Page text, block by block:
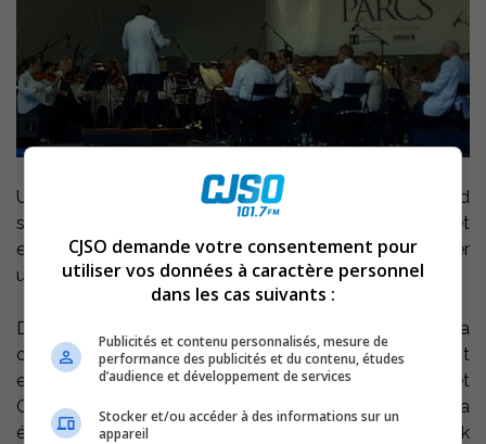
Une foule très nombreuse s’est massée au parc Regard
sur le fleuve de Sorel-Tracy, vendredi, pour voir et
entendre l’Orchestre symphonique de Montréal y donner
un concert.
Dirigé par le chef sorelois Stéphane Laforest, l’OSM y a
offert un concert intitulé Les Amériques, comprenant
entre autres des pièces de Bernstein, Dvorák et
Gershwin. Un bouquet de pièces de Gilles Vigneault a
également été présenté ainsi qu’une prestation de Luck
CJSO demande votre consentement pour
utiliser vos données à caractère personnel
dans les cas suivants :
Publicités et contenu personnalisés, mesure de
performance des publicités et du contenu, études
d’audience et développement de services
Stocker et/ou accéder à des informations sur un
appareil